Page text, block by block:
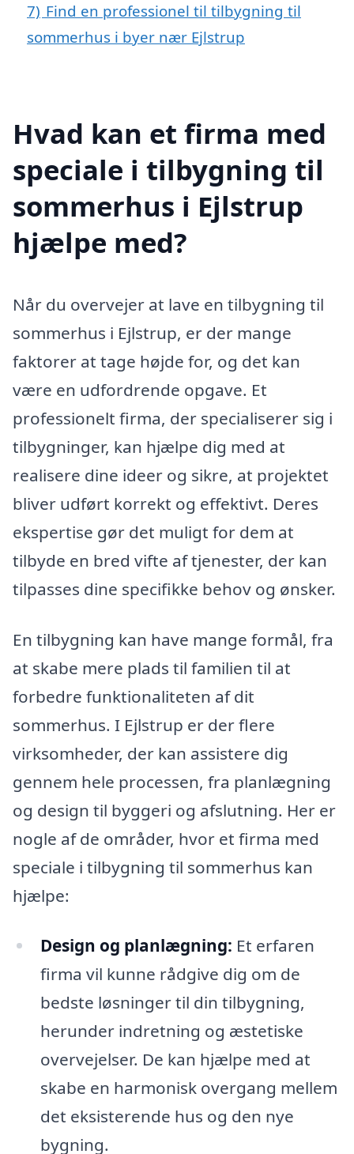
7) Find en professionel til tilbygning til
sommerhus i byer nær Ejlstrup
Hvad kan et firma med
speciale i tilbygning til
sommerhus i Ejlstrup
hjælpe med?
Når du overvejer at lave en tilbygning til
sommerhus i Ejlstrup, er der mange
faktorer at tage højde for, og det kan
være en udfordrende opgave. Et
professionelt firma, der specialiserer sig i
tilbygninger, kan hjælpe dig med at
realisere dine ideer og sikre, at projektet
bliver udført korrekt og effektivt. Deres
ekspertise gør det muligt for dem at
tilbyde en bred vifte af tjenester, der kan
tilpasses dine specifikke behov og ønsker.
En tilbygning kan have mange formål, fra
at skabe mere plads til familien til at
forbedre funktionaliteten af dit
sommerhus. I Ejlstrup er der flere
virksomheder, der kan assistere dig
gennem hele processen, fra planlægning
og design til byggeri og afslutning. Her er
nogle af de områder, hvor et firma med
speciale i tilbygning til sommerhus kan
hjælpe:
Design og planlægning: Et erfaren
firma vil kunne rådgive dig om de
bedste løsninger til din tilbygning,
herunder indretning og æstetiske
overvejelser. De kan hjælpe med at
skabe en harmonisk overgang mellem
det eksisterende hus og den nye
bygning.